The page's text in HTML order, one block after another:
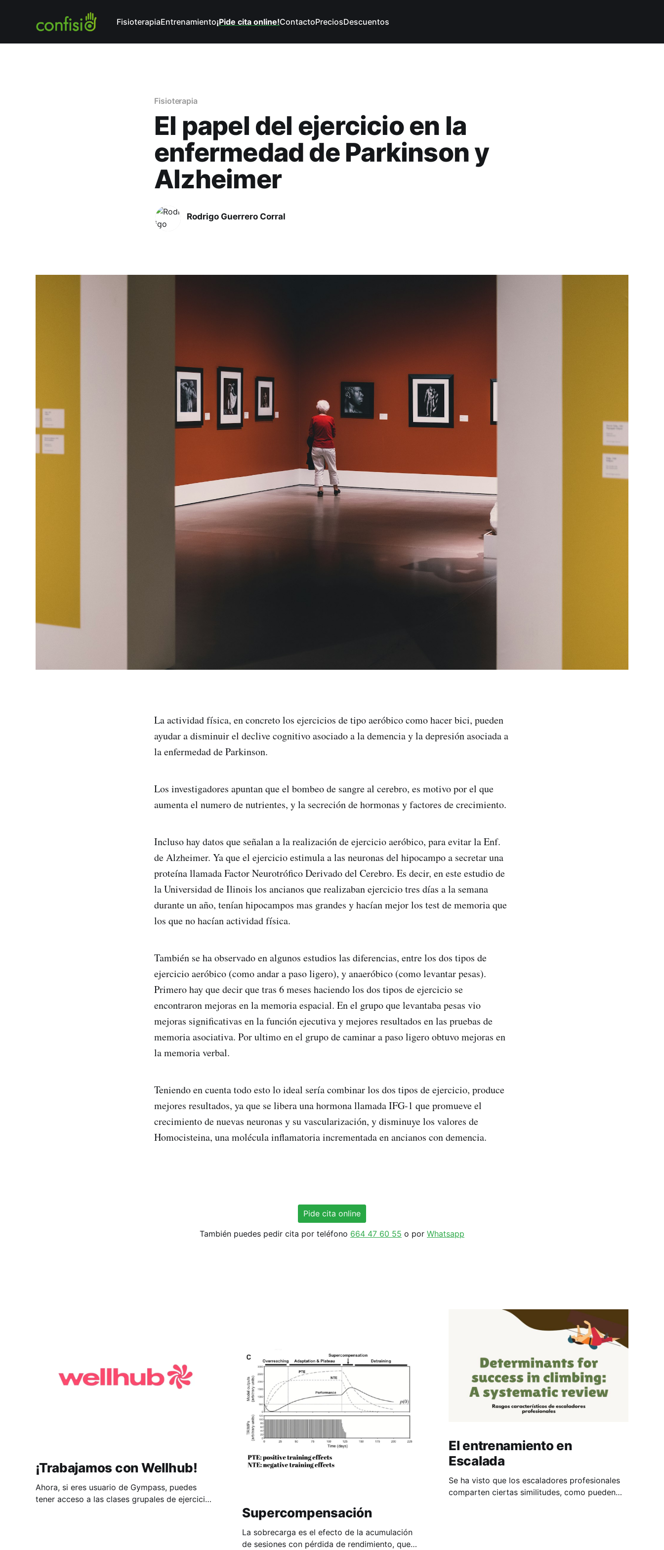
FisioterapiaEntrenamiento¡Pide cita online!ContactoPreciosDescuentos
Fisioterapia
El papel del ejercicio en la
enfermedad de Parkinson y
Alzheimer
Rodrigo Guerrero Corral
La actividad física, en concreto los ejercicios de tipo aeróbico como hacer bici, pueden
ayudar a disminuir el declive cognitivo asociado a la demencia y la depresión asociada a
la enfermedad de Parkinson.
Los investigadores apuntan que el bombeo de sangre al cerebro, es motivo por el que
aumenta el numero de nutrientes, y la secreción de hormonas y factores de crecimiento.
Incluso hay datos que señalan a la realización de ejercicio aeróbico, para evitar la Enf.
de Alzheimer. Ya que el ejercicio estimula a las neuronas del hipocampo a secretar una
proteína llamada Factor Neurotrófico Derivado del Cerebro. Es decir, en este estudio de
la Universidad de Ilinois los ancianos que realizaban ejercicio tres días a la semana
durante un año, tenían hipocampos mas grandes y hacían mejor los test de memoria que
los que no hacían actividad física.
También se ha observado en algunos estudios las diferencias, entre los dos tipos de
ejercicio aeróbico (como andar a paso ligero), y anaeróbico (como levantar pesas).
Primero hay que decir que tras 6 meses haciendo los dos tipos de ejercicio se
encontraron mejoras en la memoria espacial. En el grupo que levantaba pesas vio
mejoras significativas en la función ejecutiva y mejores resultados en las pruebas de
memoria asociativa. Por ultimo en el grupo de caminar a paso ligero obtuvo mejoras en
la memoria verbal.
Teniendo en cuenta todo esto lo ideal sería combinar los dos tipos de ejercicio, produce
mejores resultados, ya que se libera una hormona llamada IFG-1 que promueve el
crecimiento de nuevas neuronas y su vascularización, y disminuye los valores de
Homocisteina, una molécula inflamatoria incrementada en ancianos con demencia.
Pide cita online
También puedes pedir cita por teléfono 664 47 60 55 o por Whatsapp
¡Trabajamos con Wellhub!
Ahora, si eres usuario de Gympass, puedes
tener acceso a las clases grupales de ejercicio
Supercompensación
La sobrecarga es el efecto de la acumulación
de sesiones con pérdida de rendimiento, que
El entrenamiento en
Escalada
Se ha visto que los escaladores profesionales
comparten ciertas similitudes, como pueden